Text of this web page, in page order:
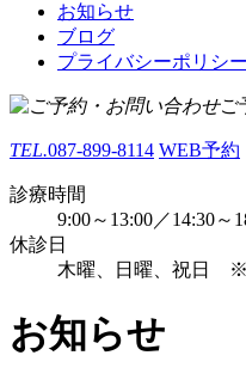
お知らせ
ブログ
プライバシーポリシー
ご
TEL.087-899-8114 WEB予約
診療時間
9:00～13:00／14:30～
休診日
木曜、日曜、祝日 ※
お知らせ